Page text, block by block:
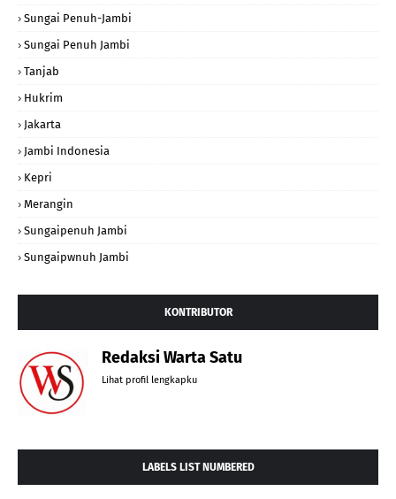
Sungai Penuh-Jambi
Sungai Penuh Jambi
Tanjab
Hukrim
Jakarta
Jambi Indonesia
Kepri
Merangin
Sungaipenuh Jambi
Sungaipwnuh Jambi
KONTRIBUTOR
Redaksi Warta Satu
Lihat profil lengkapku
LABELS LIST NUMBERED